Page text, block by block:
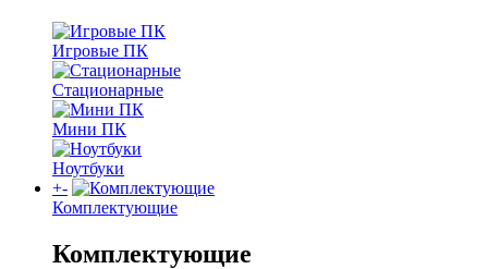
Игровые ПК
Стационарные
Мини ПК
Ноутбуки
+-
Комплектующие
Комплектующие